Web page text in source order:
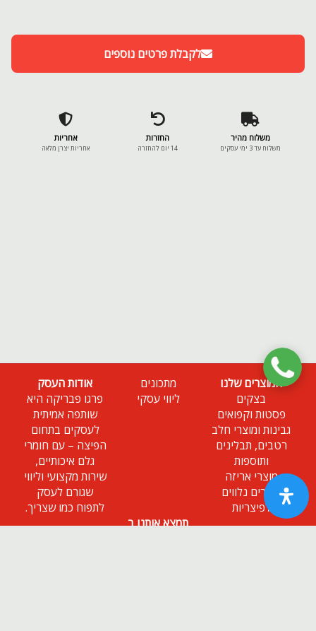
לקבלת פרטים נוספים
משלוח מהיר
משלוח עד 3 ימי עסקים
החזרות
14 יום להחזרה
אחריות
אחריות יצרן מלאה
המוצרים שלנו
בצקים
פסטות וקפואים
גבינות ומוצרי חלב
רטבים, תבלינים
ותוספות
מוצרי אריזה
מוצרים נלווים
לפיצריות
מתכונים
ליווי עסקי
אודות העסק
פרגו פבריקה היא
שותפה אמיתית
לעסקים בתחום
הפיצה – עם חומרי
גלם איכותיים,
שירות מקצועי וליווי
שגורם לעסק
לתפוח כמו שצריך.
תמצא אותנו ב